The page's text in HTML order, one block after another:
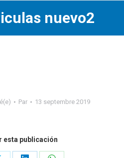
nuevo2
Par 13 septembre 2019
esta publicación